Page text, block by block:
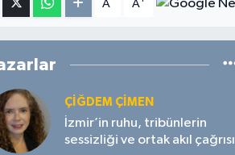
A A
ÇIĞDEM ÇIMEN
İzmir’in ruhu, tribünlerin
sessizliği ve ortak akıl çağrısı